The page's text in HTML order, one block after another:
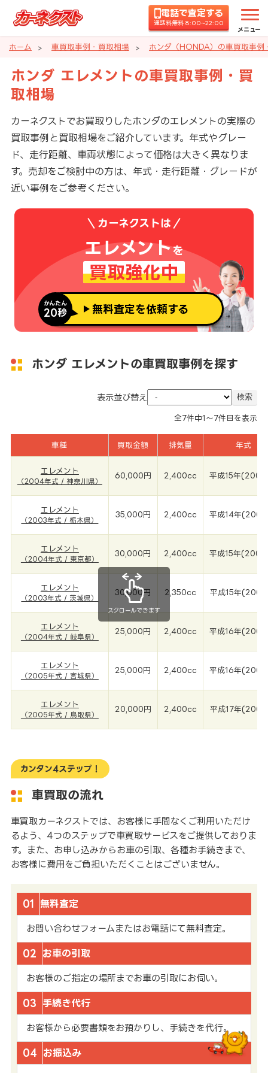
電話で査定する
通話料無料 8:00~22:00
メニュー
ホーム 車買取事例・買取相場 ホンダ（HONDA）の車買取事例
ホンダ エレメントの車買取事例・買
取相場
カーネクストでお買取りしたホンダのエレメントの実際の
買取事例と買取相場をご紹介しています。年式やグレー
ド、走行距離、車両状態によって価格は大きく異なりま
す。売却をご検討中の方は、年式・走行距離・グレードが
近い事例をご参考ください。
カーネクストは
エレメントを
買取強化中
かんたん
20秒 無料査定を依頼する
ホンダ エレメントの車買取事例を探す
表示並び替え
全7件中1～7件目を表示
車種 買取金額 排気量 年式
エレメント
（2004年式 / 神奈川県）
60,000円 2,400cc 平成15年(2004
エレメント
（2003年式 / 栃木県）
35,000円 2,400cc 平成14年(2003
エレメント
（2004年式 / 東京都）
30,000円 2,400cc 平成15年(2004
エレメント
（2003年式 / 茨城県）
30,000円 2,350cc 平成15年(2003
エレメント
（2004年式 / 岐阜県）
25,000円 2,400cc 平成16年
エレメント
（2005年式 / 宮城県）
25,000円 2,400cc 平成16年(2005
エレメント
（2005年式 / 鳥取県）
20,000円 2,400cc 平成17年(2005
スクロールできます
カンタン4ステップ！
車買取の流れ
車買取カーネクストでは、お客様に手間なくご利用いただけ
るよう、4つのステップで車買取サービスをご提供しておりま
す。また、お申し込みからお車の引取、各種お手続きまで、
お客様に費用をご負担いただくことはございません。
01 無料査定
お問い合わせフォームまたはお電話にて無料査定。
02 お車の引取
お客様のご指定の場所までお車の引取にお伺い。
03 手続き代行
お客様から必要書類をお預かりし、手続きを代行。
04 お振込み